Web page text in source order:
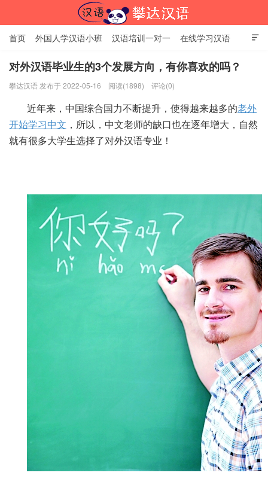

首页 外国人学汉语小班 汉语培训一对一 在线学习汉语
中国文化体验课 HSK考试时间 对外汉语老师 资讯中心
关于我们 加入【攀达汉语】
对外汉语毕业生的3个发展方向，有你喜欢的吗？
攀达汉语 发布于 2022-05-16 阅读(1898) 评论(0)
近年来，中国综合国力不断提升，使得越来越多的老外
开始学习中文 ，所以，中文老师的缺口也在逐年增大，自然
就有很多大学生选择了对外汉语专业！